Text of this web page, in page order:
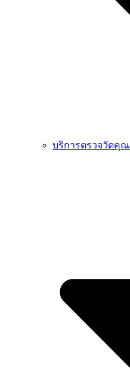
บริการตรวจวัดคุ